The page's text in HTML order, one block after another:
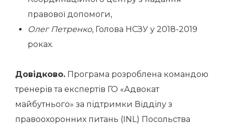
правової допомоги,
Олег Петренко, Голова НСЗУ у 2018-2019
роках.
Довідково. Програма розроблена командою
тренерів та експертів ГО «Адвокат
майбутнього» за підтримки Відділу з
правоохоронних питань (INL) Посольства